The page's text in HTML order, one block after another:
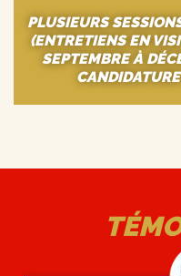
PLUSIEURS
(ENTRETIENS EN
SEPTEMBRE À